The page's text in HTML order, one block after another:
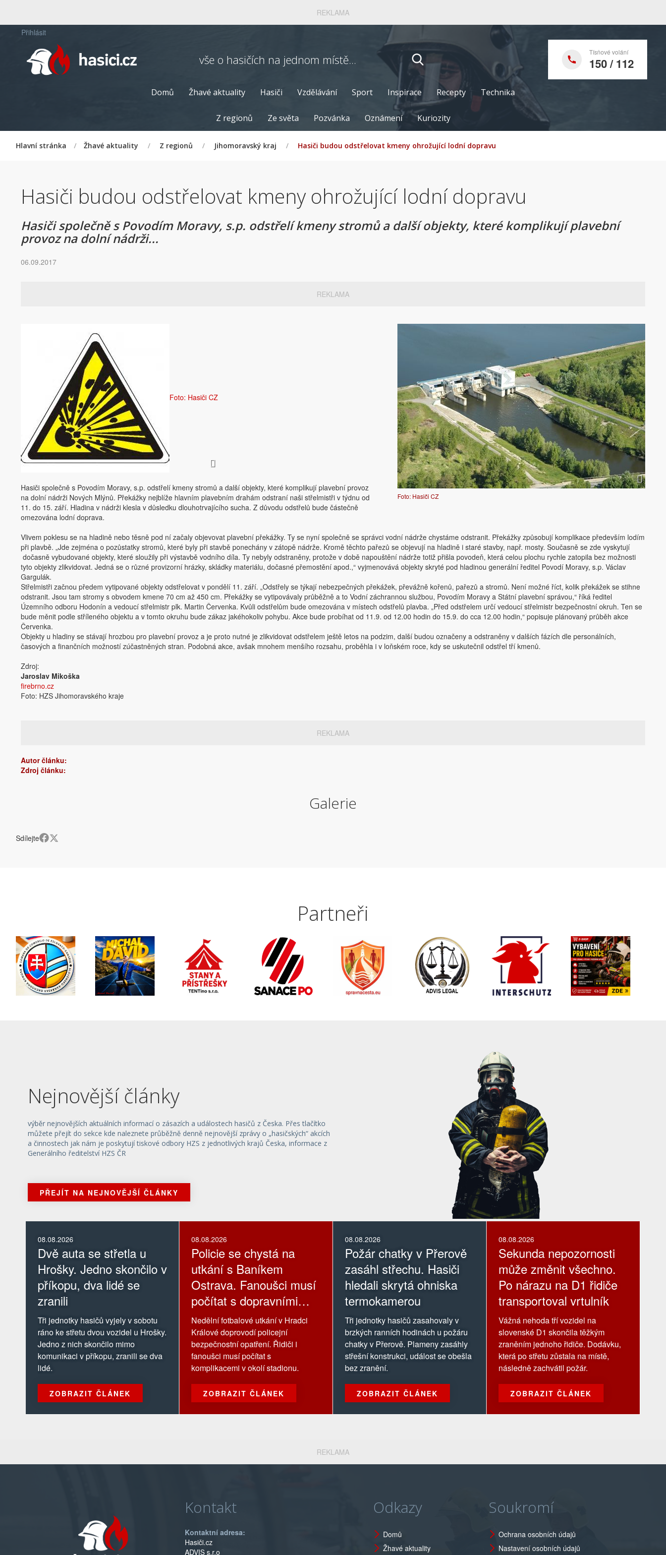
REKLAMA
Přihlásit
vše o hasičích na jednom místě... Tísňové volání
150 / 112
Domů Žhavé aktuality Hasiči Vzdělávání Sport Inspirace Recepty Technika
Z regionů Ze světa Pozvánka Oznámení Kuriozity
Hlavní stránka / Žhavé aktuality / Z regionů / Jihomoravský kraj / Hasiči budou odstřelovat kmeny ohrožující lodní dopravu
Hasiči budou odstřelovat kmeny ohrožující lodní dopravu
Hasiči společně s Povodím Moravy, s.p. odstřelí kmeny stromů a další objekty, které komplikují plavební
provoz na dolní nádrži...
06.09.2017
REKLAMA
Foto: Hasiči CZ
Foto: Hasiči CZ
Hasiči společně s Povodím Moravy, s.p. odstřelí kmeny stromů a další objekty, které komplikují plavební provoz
na dolní nádrži Nových Mlýnů. Překážky nejblíže hlavním plavebním drahám odstraní naši střelmistři v týdnu od
11. do 15. září. Hladina v nádrži klesla v důsledku dlouhotrvajícího sucha. Z důvodu odstřelů bude částečně
omezována lodní doprava.
Vlivem poklesu se na hladině nebo těsně pod ní začaly objevovat plavební překážky. Ty se nyní společně se správci vodní nádrže chystáme odstranit. Překážky způsobují komplikace především lodím
při plavbě. „Jde zejména o pozůstatky stromů, které byly při stavbě ponechány v zátopě nádrže. Kromě těchto pařezů se objevují na hladině i staré stavby, např. mosty. Současně se zde vyskytují
dočasně vybudované objekty, které sloužily při výstavbě vodního díla. Ty nebyly odstraněny, protože v době napouštění nádrže totiž přišla povodeň, která celou plochu rychle zatopila bez možnosti
tyto objekty zlikvidovat. Jedná se o různé provizorní hrázky, skládky materiálu, dočasné přemostění apod.,“ vyjmenovává objekty skryté pod hladinou generální ředitel Povodí Moravy, s.p. Václav
Gargulák.
Střelmistři začnou předem vytipované objekty odstřelovat v pondělí 11. září. „Odstřely se týkají nebezpečných překážek, převážně kořenů, pařezů a stromů. Není možné říct, kolik překážek se stihne
odstranit. Jsou tam stromy s obvodem kmene 70 cm až 450 cm. Překážky se vytipovávaly průběžně a to Vodní záchrannou službou, Povodím Moravy a Státní plavební správou,“ říká ředitel
Územního odboru Hodonín a vedoucí střelmistr plk. Martin Červenka. Kvůli odstřelům bude omezována v místech odstřelů plavba. „Před odstřelem určí vedoucí střelmistr bezpečnostní okruh. Ten se
bude měnit podle stříleného objektu a v tomto okruhu bude zákaz jakéhokoliv pohybu. Akce bude probíhat od 11.9. od 12.00 hodin do 15.9. do cca 12.00 hodin,“ popisuje plánovaný průběh akce
Červenka.
Objekty u hladiny se stávají hrozbou pro plavební provoz a je proto nutné je zlikvidovat odstřelem ještě letos na podzim, další budou označeny a odstraněny v dalších fázích dle personálních,
časových a finančních možností zúčastněných stran. Podobná akce, avšak mnohem menšího rozsahu, proběhla i v loňském roce, kdy se uskutečnil odstřel tří kmenů.
Zdroj:
Jaroslav Mikoška
firebrno.cz
Foto: HZS Jihomoravského kraje
REKLAMA
Autor článku:
Zdroj článku:
Galerie
Sdílejte
Partneři
Nejnovější články
výběr nejnovějších aktuálních informací o zásazích a událostech hasičů z Česka. Přes tlačítko
můžete přejít do sekce kde naleznete průběžně denně nejnovější zprávy o „hasičských“ akcích
a činnostech jak nám je poskytují tiskové odbory HZS z jednotlivých krajů Česka, informace z
Generálního ředitelství HZS ČR
PŘEJÍT NA NEJNOVĚJŠÍ ČLÁNKY
08.08.2026
Dvě auta se střetla u
Hrošky. Jedno skončilo v
příkopu, dva lidé se
zranili
Tři jednotky hasičů vyjely v sobotu
ráno ke střetu dvou vozidel u Hrošky.
Jedno z nich skončilo mimo
komunikaci v příkopu, zranili se dva
lidé.
ZOBRAZIT ČLÁNEK
08.08.2026
Požár chatky v Přerově
zasáhl střechu. Hasiči
hledali skrytá ohniska
termokamerou
Tři jednotky hasičů zasahovaly v
brzkých ranních hodinách u požáru
chatky v Přerově. Plameny zasáhly
střešní konstrukci, událost se obešla
bez zranění.
ZOBRAZIT ČLÁNEK
08.08.2026
Sekunda nepozornosti
může změnit všechno.
Po nárazu na D1 řidiče
transportoval vrtulník
Vážná nehoda tří vozidel na
slovenské D1 skončila těžkým
zraněním jednoho řidiče. Dodávku,
která po střetu zůstala na místě,
následně zachvátil požár.
ZOBRAZIT ČLÁNEK
08.08.2026
Policie se chystá na
utkání s Baníkem
Ostrava. Fanoušci musí
počítat s dopravními
komplikacemi
Nedělní fotbalové utkání v Hradci
Králové doprovodí policejní
bezpečnostní opatření. Řidiči i
fanoušci musí počítat s
komplikacemi v okolí stadionu.
ZOBRAZIT ČLÁNEK
REKLAMA
Kontakt
Kontaktní adresa:
Hasiči.cz
ADVIS s.r.o
Odkazy
Domů
Žhavé aktuality
Soukromí
Ochrana osobních údajů
Nastavení osobních údajů